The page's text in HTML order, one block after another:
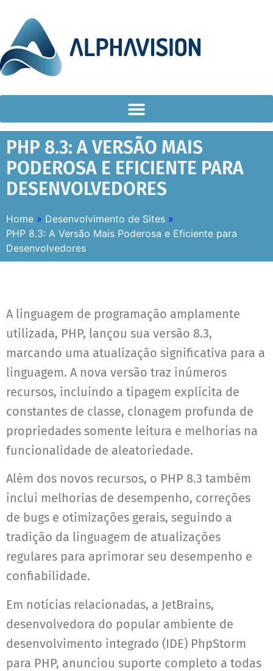
PHP 8.3: A VERSÃO MAIS
PODEROSA E EFICIENTE PARA
DESENVOLVEDORES
Home » Desenvolvimento de Sites »
PHP 8.3: A Versão Mais Poderosa e Eficiente para
Desenvolvedores
A linguagem de programação amplamente
utilizada, PHP, lançou sua versão 8.3,
marcando uma atualização significativa para a
linguagem. A nova versão traz inúmeros
recursos, incluindo a tipagem explícita de
constantes de classe, clonagem profunda de
propriedades somente leitura e melhorias na
funcionalidade de aleatoriedade.
Além dos novos recursos, o PHP 8.3 também
inclui melhorias de desempenho, correções
de bugs e otimizações gerais, seguindo a
tradição da linguagem de atualizações
regulares para aprimorar seu desempenho e
confiabilidade.
Em notícias relacionadas, a JetBrains,
desenvolvedora do popular ambiente de
desenvolvimento integrado (IDE) PhpStorm
para PHP, anunciou suporte completo a todas